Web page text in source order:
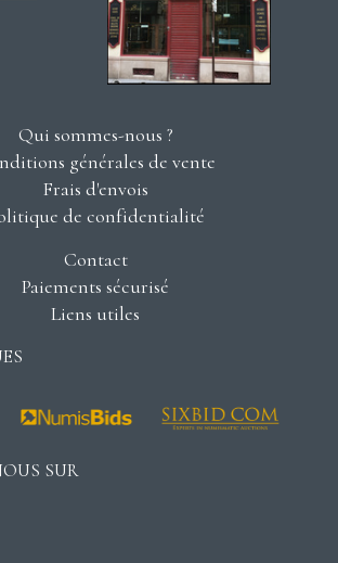
Qui sommes-nous ?
générales de vente
Frais d'envois
de confidentialité
Contact
Paiements sécurisé
Liens utiles
SUR